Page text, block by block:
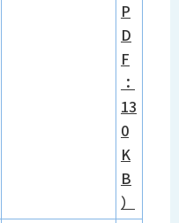
P
D
F
：
13
0
K
B
）